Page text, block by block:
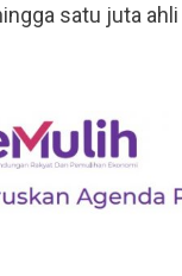
satu juta